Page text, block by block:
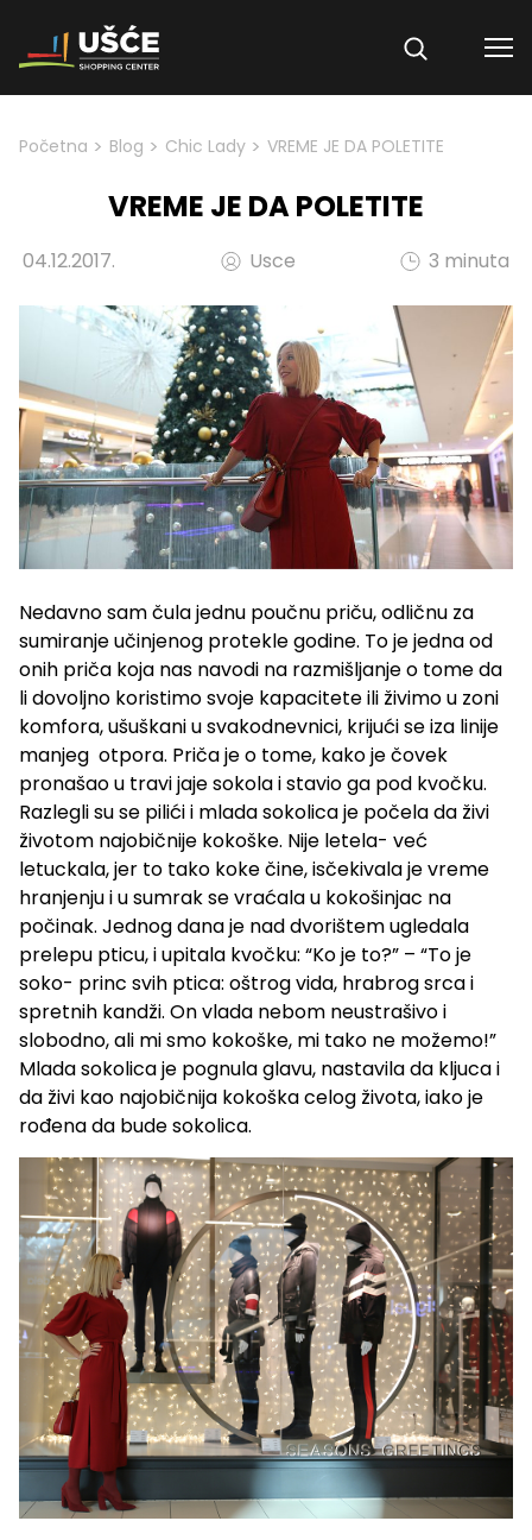
Skip to content
Početna > Blog > Chic Lady > VREME JE DA POLETITE
VREME JE DA POLETITE
04.12.2017. Usce 3 minuta
Nedavno sam čula jednu poučnu priču, odličnu za
sumiranje učinjenog protekle godine. To je jedna od
onih priča koja nas navodi na razmišljanje o tome da
li dovoljno koristimo svoje kapacitete ili živimo u zoni
komfora, ušuškani u svakodnevnici, krijući se iza linije
manjeg otpora. Priča je o tome, kako je čovek
pronašao u travi jaje sokola i stavio ga pod kvočku.
Razlegli su se pilići i mlada sokolica je počela da živi
životom najobičnije kokoške. Nije letela- već
letuckala, jer to tako koke čine, isčekivala je vreme
hranjenju i u sumrak se vraćala u kokošinjac na
počinak. Jednog dana je nad dvorištem ugledala
prelepu pticu, i upitala kvočku: “Ko je to?” – “To je
soko- princ svih ptica: oštrog vida, hrabrog srca i
spretnih kandži. On vlada nebom neustrašivo i
slobodno, ali mi smo kokoške, mi tako ne možemo!”
Mlada sokolica je pognula glavu, nastavila da kljuca i
da živi kao najobičnija kokoška celog života, iako je
rođena da bude sokolica.